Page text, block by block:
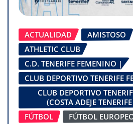
ACTUALIDAD
AMISTOSO
ATHLETIC CLUB
C.D. TENERIFE FEMENINO |
CLUB DEPORTIVO TENERIFE
CLUB DEPORTIVO
(COSTA ADEJE
FÚTBOL
FÚTBOL